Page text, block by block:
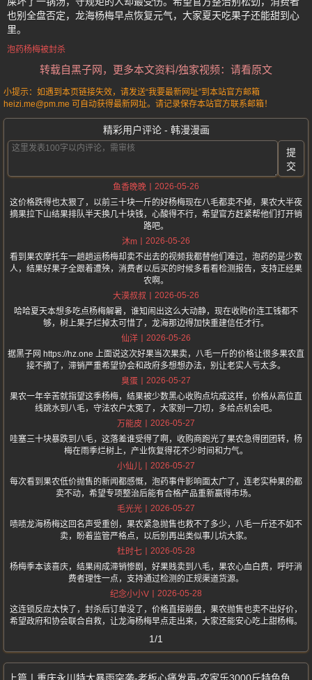
也别全盘否定，龙海杨梅早点恢复元气，大家夏天吃果子还能甜到心
里。
泡药杨梅被封杀
转载自黑子网，更多本文资料/独家视频：请看原文
小提示：如遇到本页链接失效，请发送“我要最新网址”到本站官方邮箱
heizi.me@pm.me 可自动获得最新网址。请记录保存本站官方联系邮箱！
精彩用户评论 - 韩漫漫画
提
交
鱼香晚晚
2026-05-26
这价格跌得也太狠了，以前三十块一斤的好杨梅现在八毛都卖不掉，果农大半夜
摘果拉下山结果排队半天换几十块钱，心酸得不行，希望官方赶紧帮他们打开销
路吧。
沐m
2026-05-26
看到果农摩托车一趟趟运杨梅却卖不出去的视频我都替他们难过，泡药的是少数
人，结果好果子全跟着遭殃，消费者以后买的时候多看看检测报告，支持正经果
农啊。
大漠叔叔
2026-05-26
哈哈夏天本想多吃点杨梅解暑，谁知闹出这么大动静，现在收购价连工钱都不
够，树上果子烂掉太可惜了，龙海那边得加快重建信任才行。
仙洋
2026-05-26
据黑子网 https://hz.one 上面说这次好果当次果卖，八毛一斤的价格让很多果农直
接不摘了，滞销严重希望协会和政府多想想办法，别让老实人亏太多。
臭蛋
2026-05-27
果农一年辛苦就指望这季杨梅，结果被少数黑心收购点坑成这样，价格从高位直
线跳水到八毛，守法农户太冤了，大家别一刀切，多给点机会吧。
万能皮
2026-05-27
哇塞三十块暴跌到八毛，这落差谁受得了啊，收购商跑光了果农急得团团转，杨
梅在雨季烂树上，产业恢复得花不少时间和力气。
小仙儿
2026-05-27
每次看到果农低价抛售的新闻都感慨，泡药事件影响面太广了，连老实种果的都
卖不动，希望专项整治后能有合格产品重新赢得市场。
毛光光
2026-05-27
啧啧龙海杨梅这回名声受重创，果农紧急抛售也救不了多少，八毛一斤还不如不
卖，盼着监管严格点，以后别再出类似事儿坑大家。
杜时七
2026-05-28
杨梅季本该喜庆，结果闹成滞销惨剧，好果贱卖到八毛，果农心血白费，呼吁消
费者理性一点，支持通过检测的正规渠道货源。
纪念小小V
2026-05-28
这连锁反应太快了，封杀后订单没了，价格直接崩盘，果农抛售也卖不出好价，
希望政府和协会联合自救，让龙海杨梅早点走出来，大家还能安心吃上甜杨梅。
1/1